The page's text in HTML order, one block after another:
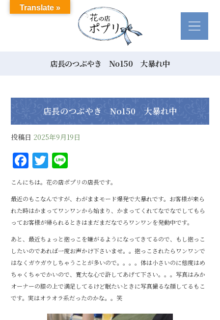
店長のつぶやき No150 大暴れ中
店長のつぶやき No150 大暴れ中
投稿日 2025年9月19日
F
a
c
e
b
o
o
k
T
w
it
te
r
n
e
こんにちは。花の店ポプリの店長です。
最近のもこなんですが、わがままモード爆発で大暴れです。お客様が来ら
れた時はかまってワンワンから始まり、かまってくれてなでなでしてもら
ってお客様が帰られるときはまだまだなでろワンワンを発動中です。
あと、最近ちょっと抱っこを嫌がるようになってきてるので、もし抱っこ
したいのであれば一度お声かけ下さいませ。。抱っこされたらワンワンで
はなくガウガウしちゃうことが多いので。。。。体は小さいのに態度はめ
ちゃくちゃでかいので、寛大な心で許してあげて下さい。。。写真はみか
オーナーの膝の上で満足してるけど眠たいときに写真撮るな顔してるもこ
です。実はオラオラ系だったのかな。。笑
Translate »